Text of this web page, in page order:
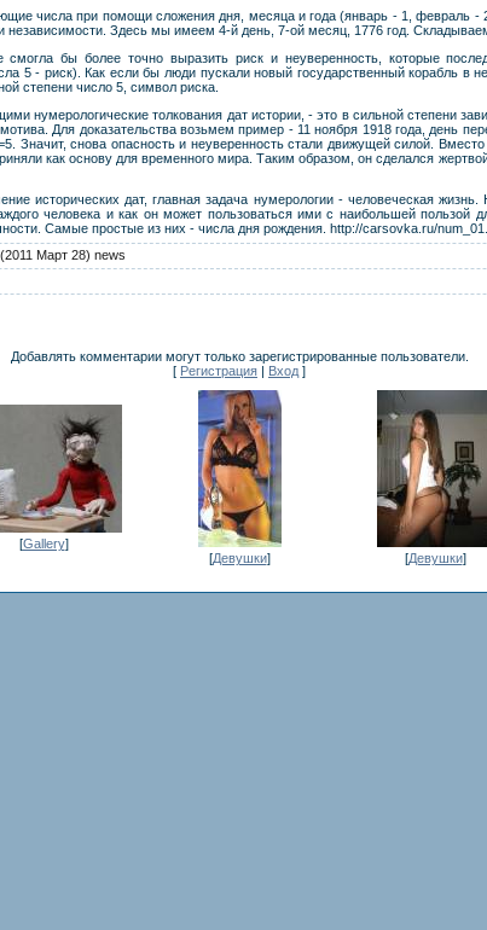
числа при помощи сложения дня, месяца и года (январь - 1, февраль -
независимости. Здесь мы имеем 4-й день, 7-ой месяц, 1776 год.
смогла бы более точно выразить риск и неуверенность, которые
5 - риск). Как если бы люди пускали новый государственный корабль в
степени число 5, символ риска.
нумерологические толкования дат истории, - это в сильной степени
Для доказательства возьмем пример - 11 ноября 1918 года, день
Значит, снова опасность и неуверенность стали движущей силой.
как основу для временного мира. Таким образом, он сделался
исторических дат, главная задача нумерологии - человеческая
человека и как он может пользоваться ими с наибольшей пользой
Самые простые из них - числа дня рождения. http://carsovka.ru/
(2011 Март 28) news
Добавлять комментарии могут только зарегистрированные пользователи.
[ Регистрация | Вход ]
[Gallery]
[Девушки] [Девушки]